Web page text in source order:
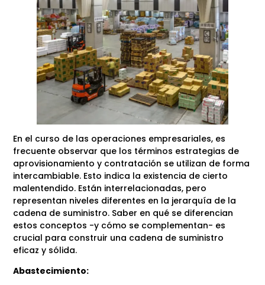
En el curso de las operaciones empresariales, es
frecuente observar que los términos estrategias de
aprovisionamiento y contratación se utilizan de forma
intercambiable. Esto indica la existencia de cierto
malentendido. Están interrelacionadas, pero
representan niveles diferentes en la jerarquía de la
cadena de suministro. Saber en qué se diferencian
estos conceptos -y cómo se complementan- es
crucial para construir una cadena de suministro
eficaz y sólida.
Abastecimiento: